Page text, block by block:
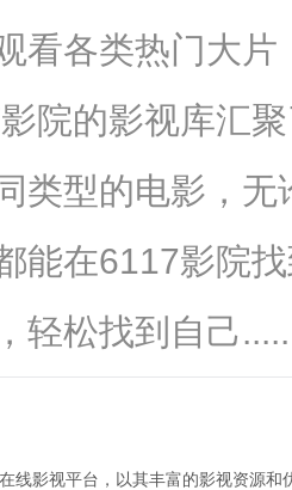
看各类热门大
院的影视库汇
类型的电影，
能在6117影院
轻松找到自己
线影视平台，以其丰富的影视资源